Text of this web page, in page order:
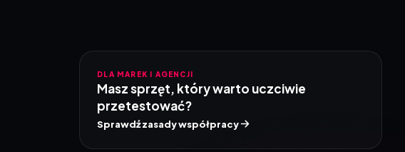
DLA MAREK I AGENCJI
Masz sprzęt, który warto uczciwie
przetestować?
Sprawdź zasady współpracy